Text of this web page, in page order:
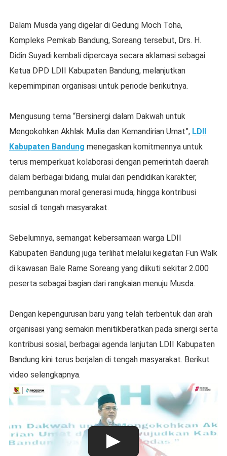
Dalam Musda yang digelar di Gedung Moch Toha,
Kompleks Pemkab Bandung, Soreang tersebut, Drs. H.
Didin Suyadi kembali dipercaya secara aklamasi sebagai
Ketua DPD LDII Kabupaten Bandung, melanjutkan
kepemimpinan organisasi untuk periode berikutnya.
Mengusung tema “Bersinergi dalam Dakwah untuk
Mengokohkan Akhlak Mulia dan Kemandirian Umat”, LDII
Kabupaten Bandung menegaskan komitmennya untuk
terus memperkuat kolaborasi dengan pemerintah daerah
dalam berbagai bidang, mulai dari pendidikan karakter,
pembangunan moral generasi muda, hingga kontribusi
sosial di tengah masyarakat.
Sebelumnya, semangat kebersamaan warga LDII
Kabupaten Bandung juga terlihat melalui kegiatan Fun Walk
di kawasan Bale Rame Soreang yang diikuti sekitar 2.000
peserta sebagai bagian dari rangkaian menuju Musda.
Dengan kepengurusan baru yang telah terbentuk dan arah
organisasi yang semakin menitikberatkan pada sinergi serta
kontribusi sosial, berbagai agenda lanjutan LDII Kabupaten
Bandung kini terus berjalan di tengah masyarakat. Berikut
video selengkapnya.